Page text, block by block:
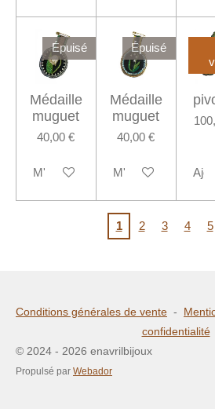
Épuisé
Médaille
muguet
40,00 €
M'avertir si disponible
Épuisé
Médaille
muguet
40,00 €
M'avertir si
1 2 3 4 5
Conditions générales de vente -
confidentialité
© 2024 - 2026 enavrilbijoux
Propulsé par Webador